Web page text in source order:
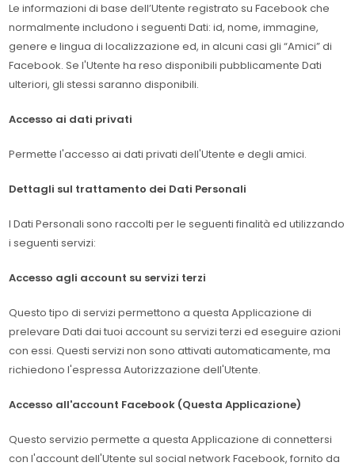
Le informazioni di base dell’Utente registrato su Facebook che
normalmente includono i seguenti Dati: id, nome, immagine,
genere e lingua di localizzazione ed, in alcuni casi gli “Amici” di
Facebook. Se l'Utente ha reso disponibili pubblicamente Dati
ulteriori, gli stessi saranno disponibili.
Accesso ai dati privati
Permette l'accesso ai dati privati dell'Utente e degli amici.
Dettagli sul trattamento dei Dati Personali
I Dati Personali sono raccolti per le seguenti finalità ed utilizzando
i seguenti servizi:
Accesso agli account su servizi terzi
Questo tipo di servizi permettono a questa Applicazione di
prelevare Dati dai tuoi account su servizi terzi ed eseguire azioni
con essi. Questi servizi non sono attivati automaticamente, ma
richiedono l'espressa Autorizzazione dell'Utente.
Accesso all'account Facebook (Questa Applicazione)
Questo servizio permette a questa Applicazione di connettersi
con l'account dell'Utente sul social network Facebook, fornito da